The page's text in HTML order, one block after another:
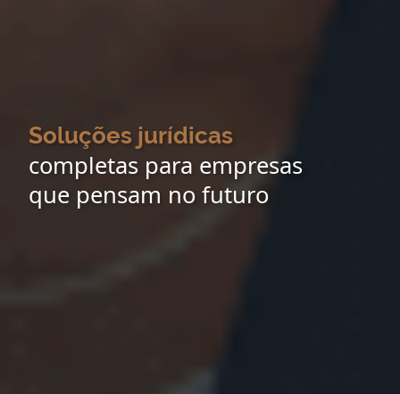
Soluções jurídicas
completas para empresas
que pensam no futuro